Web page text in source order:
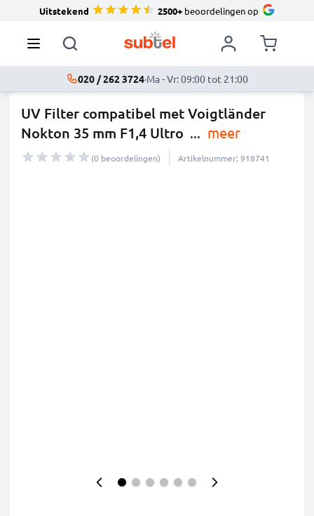
Uitstekend 2500+beoordelingen op
020 / 262 3724·Ma - Vr: 09:00 tot 21:00
UV Filter compatibel met Voigtländer
Nokton 35 mm F1,4 Ultro ... meer
(0 beoordelingen) Artikelnummer: 918741